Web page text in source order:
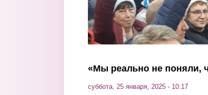
«Мы реально не поняли,
суббота, 25 января, 2025 - 10:17